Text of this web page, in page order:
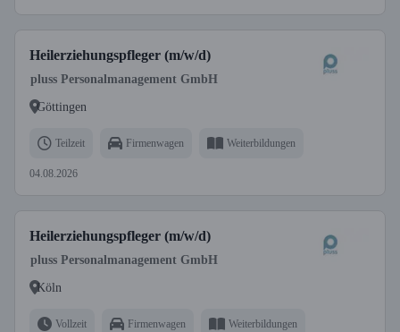
Heilerziehungspfleger (m/w/d)
pluss Personalmanagement GmbH
Göttingen
Teilzeit Firmenwagen Weiterbildungen
04.08.2026
Heilerziehungspfleger (m/w/d)
pluss Personalmanagement GmbH
Köln
Vollzeit Firmenwagen Weiterbildungen